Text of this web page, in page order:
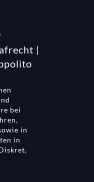
|
bei
in
in